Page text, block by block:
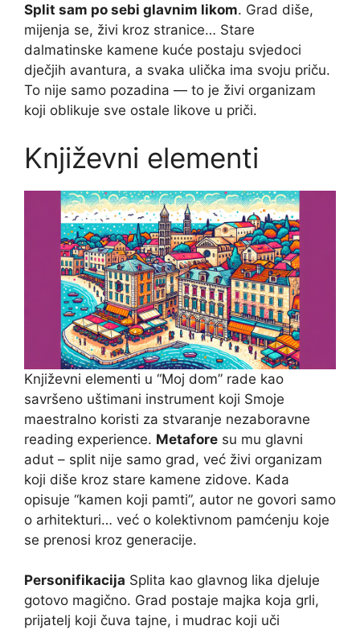
Split sam po sebi glavnim likom. Grad diše,
mijenja se, živi kroz stranice… Stare
dalmatinske kamene kuće postaju svjedoci
dječjih avantura, a svaka ulička ima svoju priču.
To nije samo pozadina — to je živi organizam
koji oblikuje sve ostale likove u priči.
Književni elementi
Književni elementi u “Moj dom” rade kao
savršeno uštimani instrument koji Smoje
maestralno koristi za stvaranje nezaboravne
reading experience. Metafore su mu glavni
adut – split nije samo grad, već živi organizam
koji diše kroz stare kamene zidove. Kada
opisuje “kamen koji pamti”, autor ne govori samo
o arhitekturi… već o kolektivnom pamćenju koje
se prenosi kroz generacije.
Personifikacija Splita kao glavnog lika djeluje
gotovo magično. Grad postaje majka koja grli,
prijatelj koji čuva tajne, i mudrac koji uči